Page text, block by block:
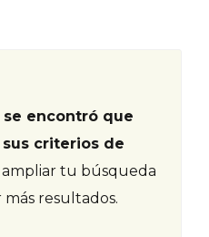
se encontró que
criterios de
tu búsqueda
resultados.